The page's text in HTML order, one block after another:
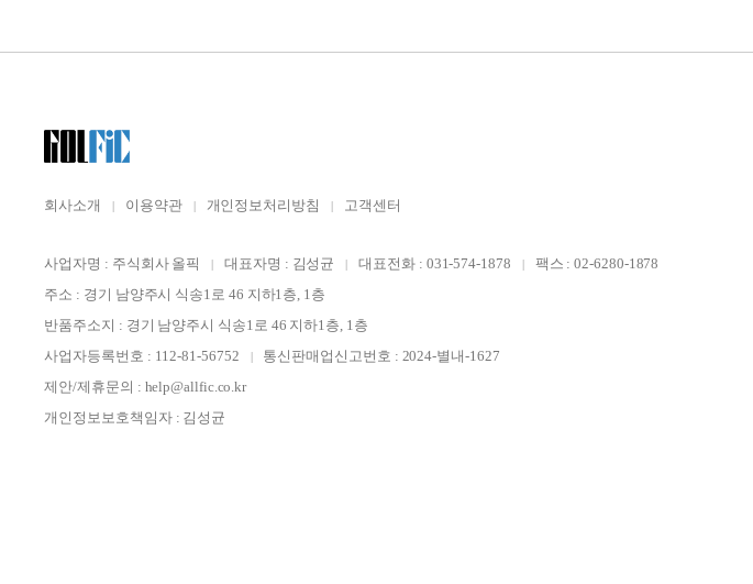
회사소개 이용약관 개인정보처리방침 고객센터
사업자명 : 주식회사 올픽 대표자명 : 김성균 대표전화 : 031-574-1878
팩스 : 02-6280-1878
주소 : 경기 남양주시 식송1로 46 지하1층, 1층
반품주소지 : 경기 남양주시 식송1로 46 지하1층, 1층
사업자등록번호 : 112-81-56752
통신판매업신고번호 : 2024-별내-1627
제안/제휴문의 : help@allfic.co.kr
개인정보보호책임자 : 김성균